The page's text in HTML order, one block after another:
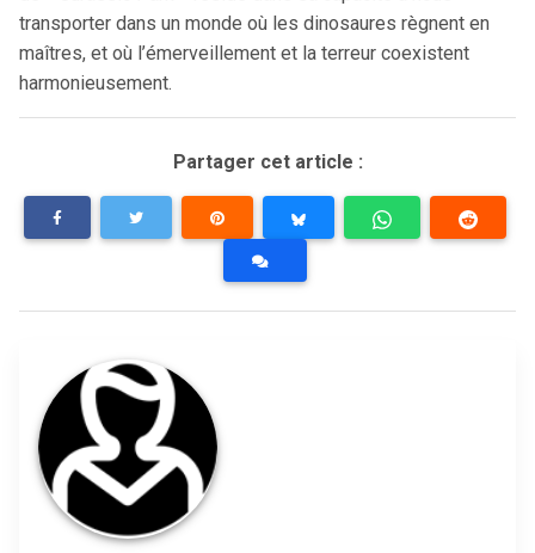
transporter dans un monde où les dinosaures règnent en
maîtres, et où l’émerveillement et la terreur coexistent
harmonieusement.
Partager cet article :